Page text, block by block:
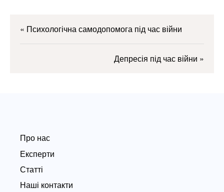
« Психологічна самодопомога під час війни
Депресія під час війни »
Про нас
Експерти
Статті
Наші контакти